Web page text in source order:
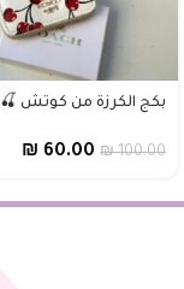
بكج الكرزة من كوتش 🍒
₪100.00
₪ 60.00